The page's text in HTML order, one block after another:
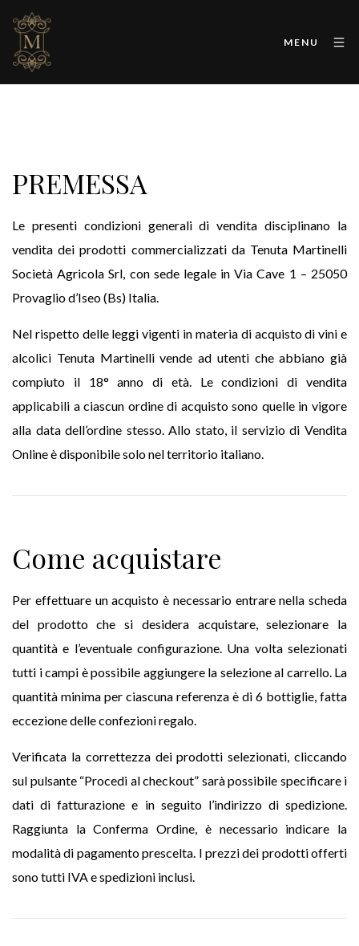
MENU
PREMESSA
Le presenti condizioni generali di vendita disciplinano la
vendita dei prodotti commercializzati da Tenuta Martinelli
Società Agricola Srl, con sede legale in Via Cave 1 – 25050
Provaglio d’Iseo (Bs) Italia.
Nel rispetto delle leggi vigenti in materia di acquisto di vini e
alcolici Tenuta Martinelli vende ad utenti che abbiano già
compiuto il 18° anno di età. Le condizioni di vendita
applicabili a ciascun ordine di acquisto sono quelle in vigore
alla data dell’ordine stesso. Allo stato, il servizio di Vendita
Online è disponibile solo nel territorio italiano.
Come acquistare
Per effettuare un acquisto è necessario entrare nella scheda
del prodotto che si desidera acquistare, selezionare la
quantità e l’eventuale configurazione. Una volta selezionati
tutti i campi è possibile aggiungere la selezione al carrello. La
quantità minima per ciascuna referenza è di 6 bottiglie, fatta
eccezione delle confezioni regalo.
Verificata la correttezza dei prodotti selezionati, cliccando
sul pulsante “Procedi al checkout” sarà possibile specificare i
dati di fatturazione e in seguito l’indirizzo di spedizione.
Raggiunta la Conferma Ordine, è necessario indicare la
modalità di pagamento prescelta. I prezzi dei prodotti offerti
sono tutti IVA e spedizioni inclusi.